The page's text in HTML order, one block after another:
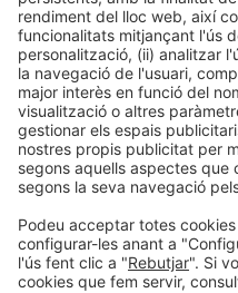
Col·laboradors